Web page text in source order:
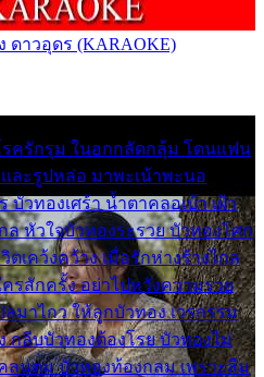
ดาวอุดร (KARAOKE)
รครักรุม ในอกกลัดกลุ้ม โดนแฟน
ละรูปหล่อ มาพะเน้าพะนอ
บัวทองเศร้า น้ำตาคลอเบ้า เฝ้า
หัวใจบัวทองระรวย บัวทองโศก
ตเคว้งคว้าง เมื่อรักห่างร้างไกล
รสักครั้ง อย่าไปหวังความรวย
มาไกว ให้ลูกบัวทอง เวรกรรม
กลีบบัวทองต้องโรย บัวทองไม่
ลนตม บัวทองท้องกลม เพราะลืม